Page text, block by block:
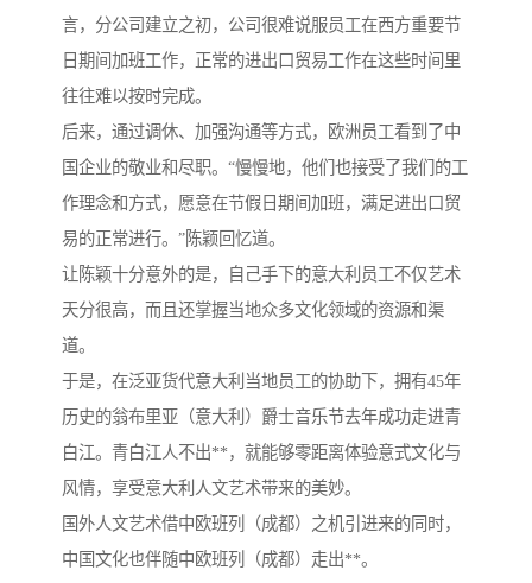
言，分公司建立之初，公司很难说服员工在西方重要节
日期间加班工作，正常的进出口贸易工作在这些时间里
往往难以按时完成。
后来，通过调休、加强沟通等方式，欧洲员工看到了中
国企业的敬业和尽职。“慢慢地，他们也接受了我们的工
作理念和方式，愿意在节假日期间加班，满足进出口贸
易的正常进行。”陈颖回忆道。
让陈颖十分意外的是，自己手下的意大利员工不仅艺术
天分很高，而且还掌握当地众多文化领域的资源和渠
道。
于是，在泛亚货代意大利当地员工的协助下，拥有45年
历史的翁布里亚（意大利）爵士音乐节去年成功走进青
白江。青白江人不出**，就能够零距离体验意式文化与
风情，享受意大利人文艺术带来的美妙。
国外人文艺术借中欧班列（成都）之机引进来的同时，
中国文化也伴随中欧班列（成都）走出**。